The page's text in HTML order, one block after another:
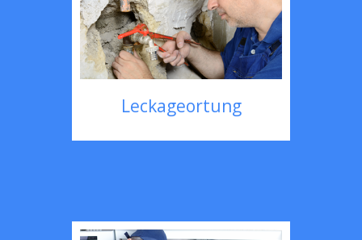
Leckageortung